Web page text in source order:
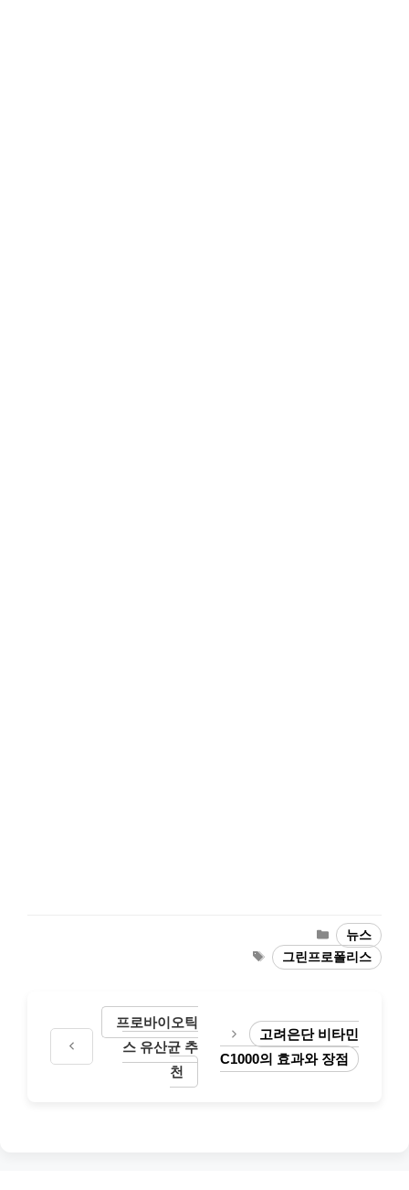
Categories
뉴스
Tags그린프로폴리스
프로바이오틱
스 유산균 추
천
고려은단 비타민
C1000의 효과와 장점